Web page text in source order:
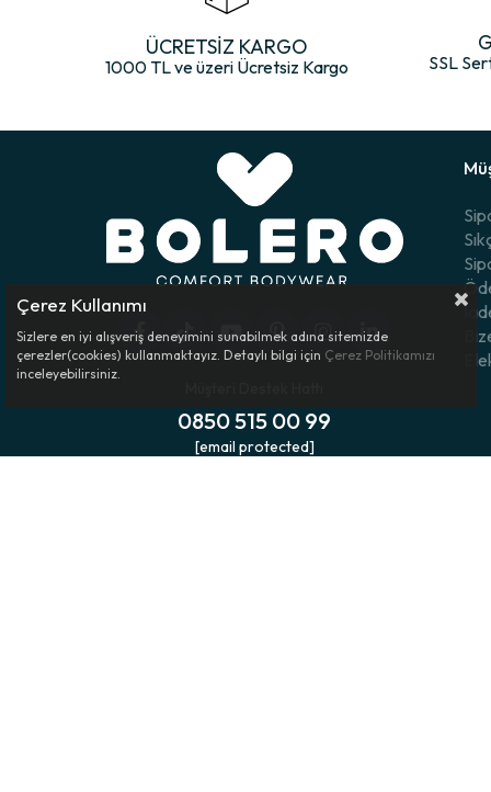
ÜCRETSİZ KARGO
1000 TL ve üzeri Ücretsiz Kargo SSL
0850 515 00 99
[email protected]
Çerez Kullanımı
Sizlere en iyi alışveriş deneyimini sunabilmek adına sitemizde
çerezler(cookies) kullanmaktayız. Detaylı bilgi için Çerez Politikamızı
inceleyebilirsiniz.